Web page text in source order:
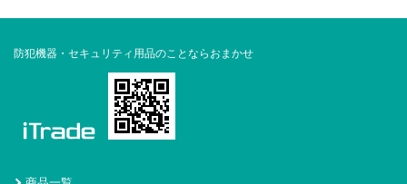
防犯機器・セキュリティ用品のことならおまかせ